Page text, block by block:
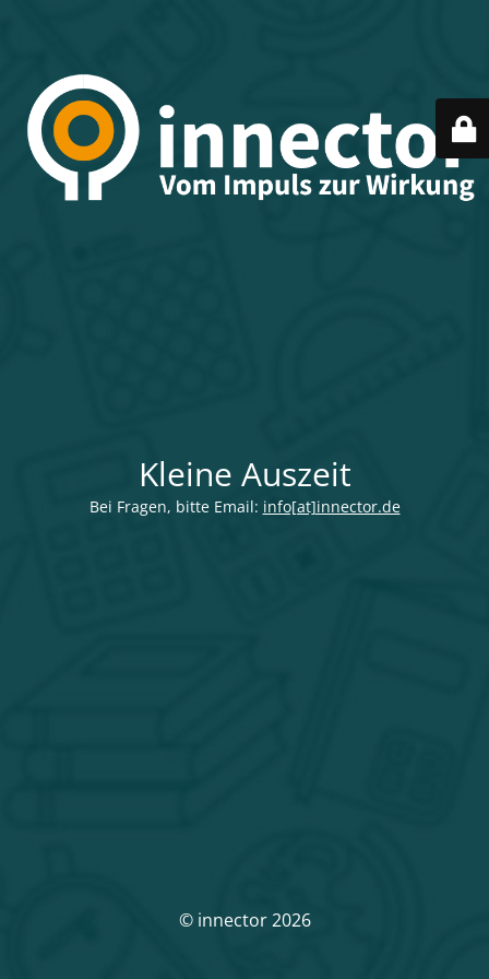
Kleine Auszeit
Bei Fragen, bitte Email: info[at]innector.de
© innector 2026